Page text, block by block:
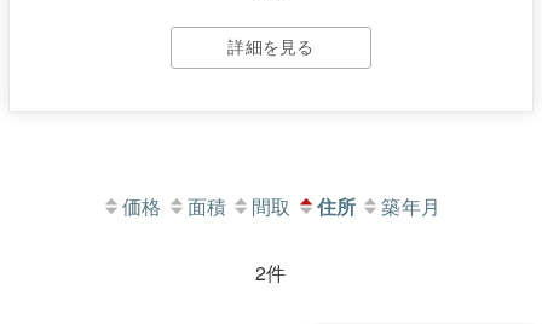
詳細を見る
価格 面積 間取 住所 築年月
2件